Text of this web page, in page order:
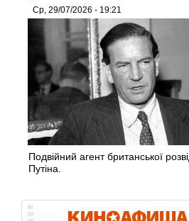
Ср, 29/07/2026 - 19:21
Подвійний агент британської
Путіна.